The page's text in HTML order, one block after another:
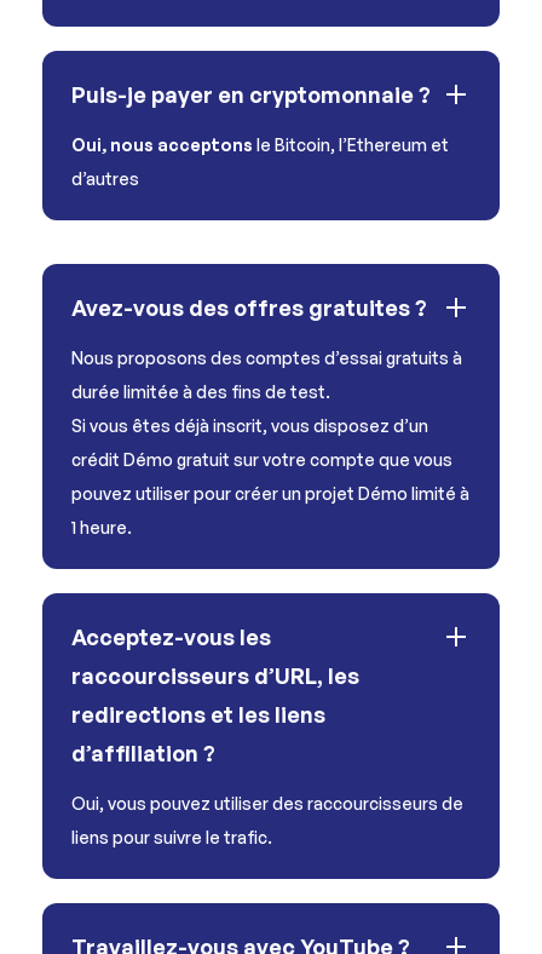
Puis-je payer en cryptomonnaie ?
Oui, nous acceptons le Bitcoin, l’Ethereum et
d’autres
Avez-vous des offres gratuites ?
Nous proposons des comptes d’essai gratuits à
durée limitée à des fins de test.
Si vous êtes déjà inscrit, vous disposez d’un
crédit Démo gratuit sur votre compte que vous
pouvez utiliser pour créer un projet Démo limité à
1 heure.
Acceptez-vous les
raccourcisseurs d’URL, les
redirections et les liens
d’affiliation ?
Oui, vous pouvez utiliser des raccourcisseurs de
liens pour suivre le trafic.
Travaillez-vous avec YouTube ?